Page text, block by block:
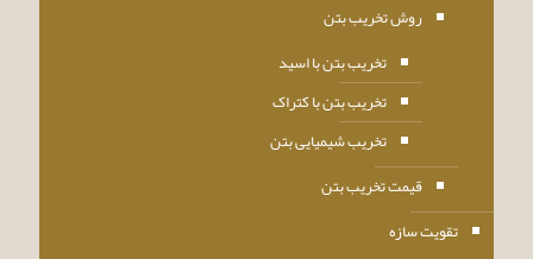
روش تخریب بتن
تخریب بتن با اسید
تخریب بتن با کتراک
تخریب شیمیایی بتن
قیمت تخریب بتن
تقویت سازه